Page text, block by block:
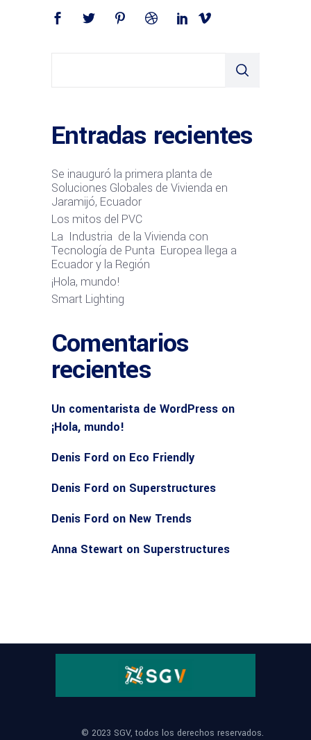
Entradas recientes
Se inauguró la primera planta de
Soluciones Globales de Vivienda en
Jaramijó, Ecuador
Los mitos del PVC
La Industria de la Vivienda con
Tecnología de Punta Europea llega a
Ecuador y la Región
¡Hola, mundo!
Smart Lighting
Comentarios
recientes
Un comentarista de WordPress on
¡Hola, mundo!
Denis Ford on Eco Friendly
Denis Ford on Superstructures
Denis Ford on New Trends
Anna Stewart on Superstructures
© 2023 SGV, todos los derechos reservados.